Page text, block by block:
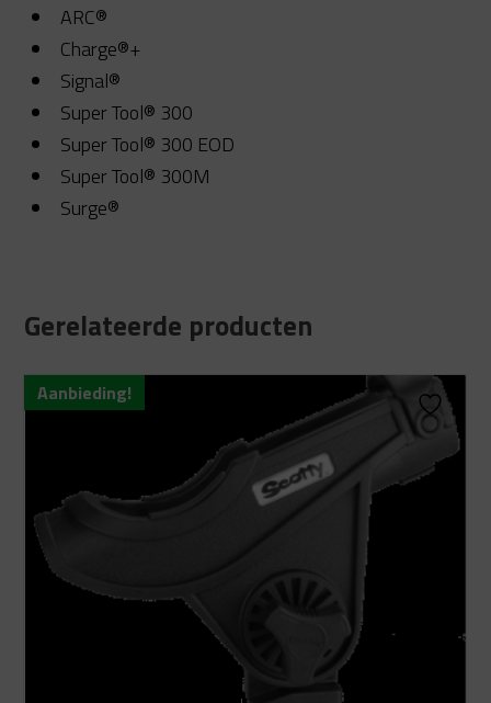
ARC®
Charge®+
Signal®
Super Tool® 300
Super Tool® 300 EOD
Super Tool® 300M
Surge®
Gerelateerde producten
Aanbieding!